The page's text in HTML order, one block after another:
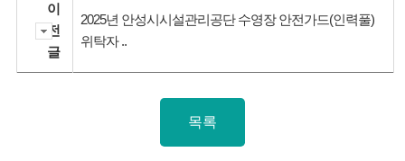
이
전
글
2025년 안성시시설관리공단 수영장 안전가드(인력풀)
위탁자 ..
목록